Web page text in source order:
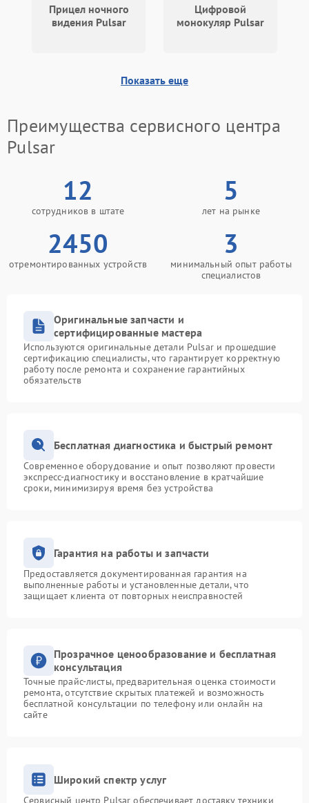
Прицел ночного
видения Pulsar
Цифровой
монокуляр Pulsar
Показать еще
Преимущества сервисного центра
Pulsar
12
сотрудников в штате
5
лет на рынке
2450
отремонтированных устройств
3
минимальный опыт работы
специалистов
Оригинальные запчасти и
сертифицированные мастера
Используются оригинальные детали Pulsar и прошедшие
сертификацию специалисты, что гарантирует корректную
работу после ремонта и сохранение гарантийных
обязательств
Бесплатная диагностика и быстрый ремонт
Современное оборудование и опыт позволяют провести
экспресс-диагностику и восстановление в кратчайшие
сроки, минимизируя время без устройства
Гарантия на работы и запчасти
Предоставляется документированная гарантия на
выполненные работы и установленные детали, что
защищает клиента от повторных неисправностей
Прозрачное ценообразование и бесплатная
консультация
Точные прайс-листы, предварительная оценка стоимости
ремонта, отсутствие скрытых платежей и возможность
бесплатной консультации по телефону или онлайн на
сайте
Широкий спектр услуг
Сервисный центр Pulsar обеспечивает доставку техники